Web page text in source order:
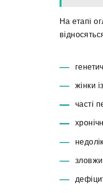
На етапі
жінки
часті